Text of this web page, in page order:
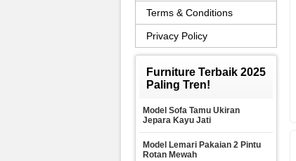
Terms & Conditions
Privacy Policy
Furniture Terbaik 2025
Paling Tren!
Model Sofa Tamu Ukiran
Jepara Kayu Jati
Model Lemari Pakaian 2 Pintu
Rotan Mewah